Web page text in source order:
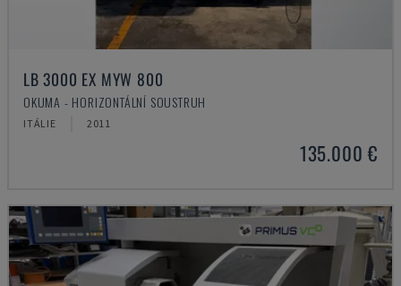
LB 3000 EX MYW 800
OKUMA - HORIZONTÁLNÍ SOUSTRUH
ITÁLIE 2011
135.000 €